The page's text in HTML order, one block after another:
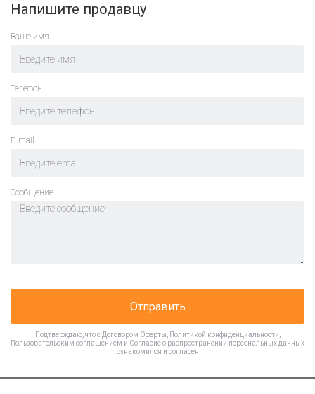
Напишите продавцу
Ваше имя
Телефон
E-mail
Cообщение
Отправить
Подтверждаю, что с Договором Оферты Политикой конфиденциальности
Пользовательским соглашением и Согласие о распространении персональных данных
ознакомился и согласен